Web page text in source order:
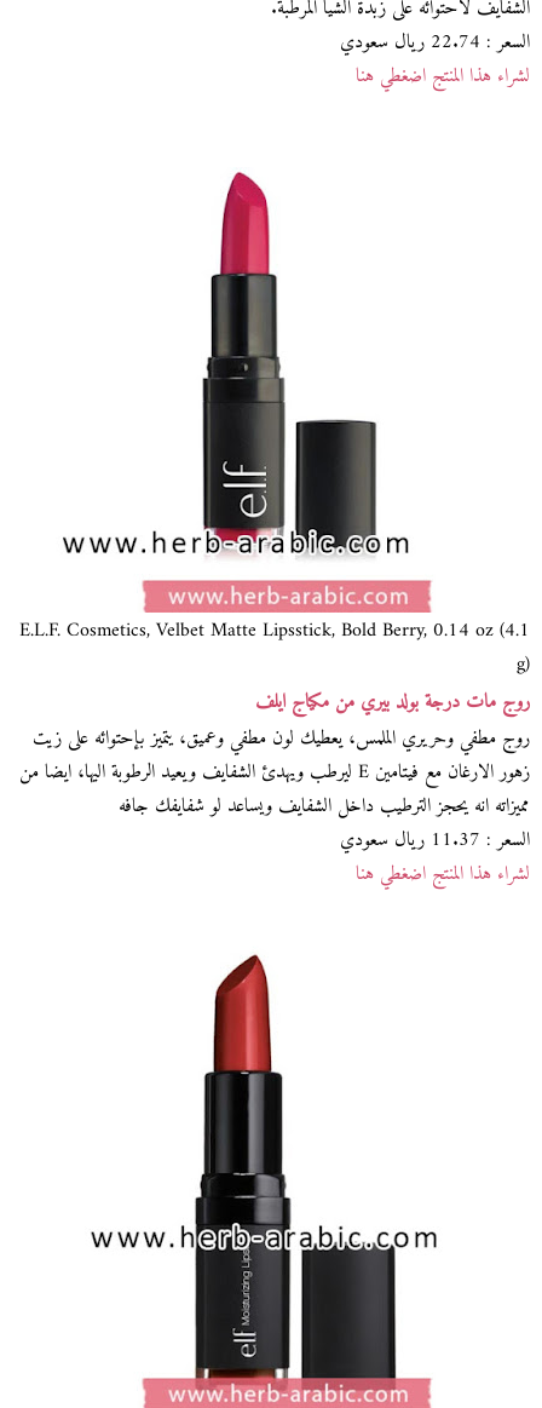
الشفايف لاحتوائه على زبدة الشيا المرطبة.
السعر : 22.74 ريال سعودي
لشراء هذا المنتج اضغطي هنا
E.L.F. Cosmetics, Velbet Matte Lipsstick, Bold Berry, 0.14 oz (4.1
g)
روج مات درجة بولد بيري من مكياج ايلف
روج مطفي وحريري الملمس، يعطيك لون مطفي وعميق، يتميز بإحتوائه على زيت
زهور الارغان مع فيتامين E ليرطب ويهدئ الشفايف ويعيد الرطوبة اليها، ايضا من
مميزاته انه يحجز الترطيب داخل الشفايف ويساعد لو شفايفك جافه
السعر : 11.37 ريال سعودي
لشراء هذا المنتج اضغطي هنا